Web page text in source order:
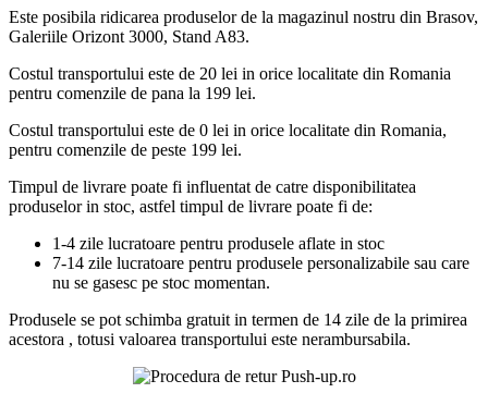
Este posibila ridicarea produselor de la magazinul nostru din Brasov,
Galeriile Orizont 3000, Stand A83.
Costul transportului este de 20 lei in orice localitate din Romania
pentru comenzile de pana la 199 lei.
Costul transportului este de 0 lei in orice localitate din Romania,
pentru comenzile de peste 199 lei.
Timpul de livrare poate fi influentat de catre disponibilitatea
produselor in stoc, astfel timpul de livrare poate fi de:
1-4 zile lucratoare pentru produsele aflate in stoc
7-14 zile lucratoare pentru produsele personalizabile sau care
nu se gasesc pe stoc momentan.
Produsele se pot schimba gratuit in termen de 14 zile de la primirea
acestora , totusi valoarea transportului este nerambursabila.